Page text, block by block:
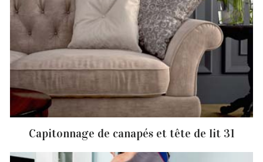
Capitonnage de canapés et tête de lit 31